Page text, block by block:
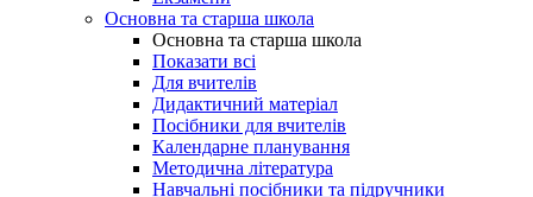
Основна та старша школа
Основна та старша школа
Показати всі
Для вчителів
Дидактичний матеріал
Посібники для вчителів
Календарне планування
Методична література
Навчальні посібники та підручники